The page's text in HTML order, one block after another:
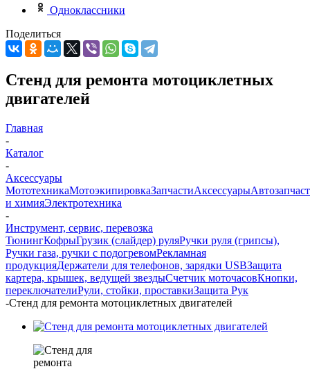
Одноклассники
Поделиться
Стенд для ремонта мотоциклетных
двигателей
Главная
-
Каталог
-
Аксессуары
МототехникаМотоэкипировкаЗапчастиАксессуары
и химияЭлектротехника
-
Инструмент, сервис, перевозка
ТюнингКофрыГрузик (слайдер) руляРучки руля (грипсы),
Ручки газа, ручки с подогревомРекламная
продукцияДержатели для телефонов, зарядки USBЗащита
картера, крышек, ведущей звездыСчетчик моточасовКнопки,
переключателиРули, стойки, проставкиЗащита Рук
-Стенд для ремонта мотоциклетных двигателей